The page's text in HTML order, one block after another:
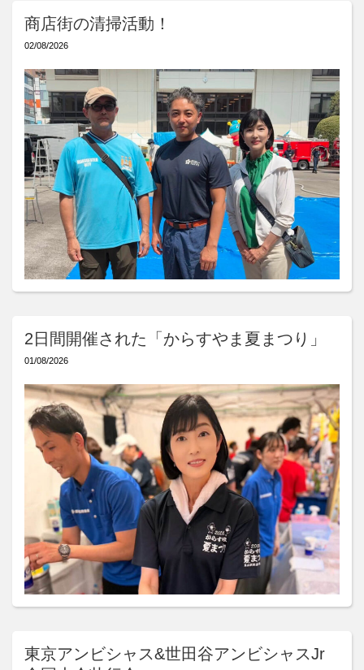
商店街の清掃活動！
02/08/2026
2日間開催された「からすやま夏まつり」
01/08/2026
東京アンビシャス&世田谷アンビシャスJr